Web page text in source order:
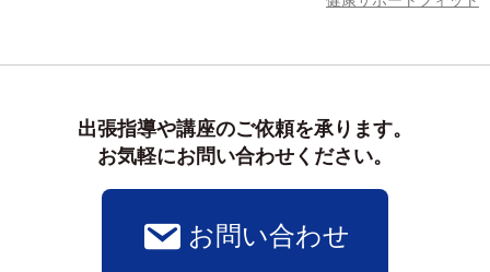
更
出張指導や講座のご依頼を承ります。
お気軽にお問い合わせください。
お問い合わせ